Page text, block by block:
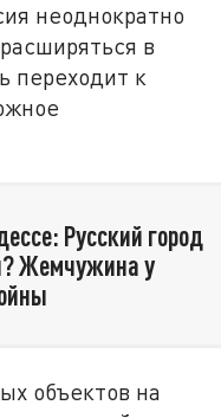
неоднократно
в
переходит к
Русский город
Жемчужина у
объектов на